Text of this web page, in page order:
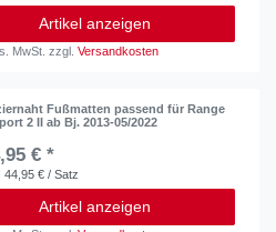
Artikel anzeigen
MwSt. zzgl.Versandkosten
Fußmatten passend für Range
2 II ab Bj. 2013-05/2022
€ *
| 44,95 € / Satz
Artikel anzeigen